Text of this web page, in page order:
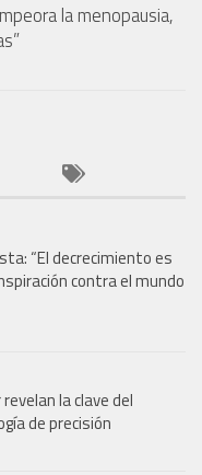
la menopausia,
“El decrecimiento es
contra el mundo
la clave del
de precisión